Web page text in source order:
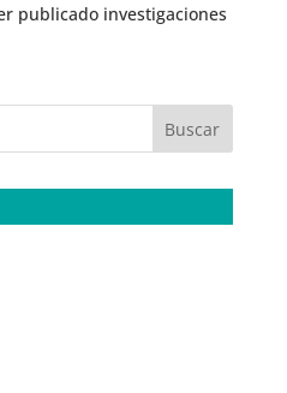
publicado investigaciones